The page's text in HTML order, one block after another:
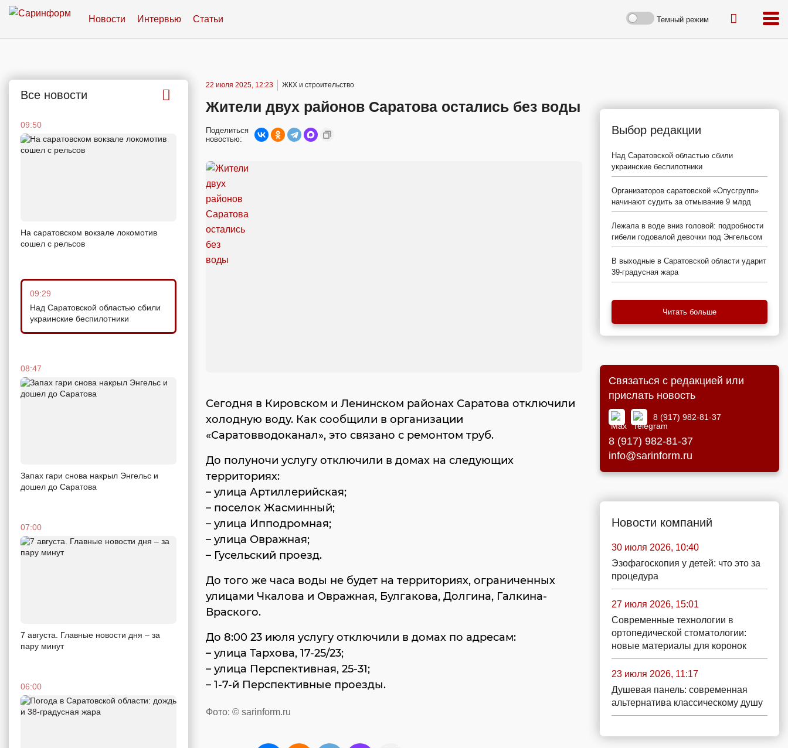
Новости Интервью Статьи Темный режим
Все новости
09:50
На саратовском вокзале локомотив
сошел с рельсов
09:29
Над Саратовской областью сбили
украинские беспилотники
08:47
Запах гари снова накрыл Энгельс и
дошел до Саратова
07:00
7 августа. Главные новости дня – за
пару минут
06:00
22 июля 2025, 12:23 ЖКХ и строительство
Жители двух районов Саратова остались без воды
Поделиться
новостью:
Сегодня в Кировском и Ленинском районах Саратова отключили
холодную воду. Как сообщили в организации
«Саратовводоканал», это связано с ремонтом труб.
До полуночи услугу отключили в домах на следующих
территориях:
– улица Артиллерийская;
– поселок Жасминный;
– улица Ипподромная;
– улица Овражная;
– Гусельский проезд.
До того же часа воды не будет на территориях, ограниченных
улицами Чкалова и Овражная, Булгакова, Долгина, Галкина-
Враского.
До 8:00 23 июля услугу отключили в домах по адресам:
– улица Тархова, 17-25/23;
– улица Перспективная, 25-31;
– 1-7-й Перспективные проезды.
Фото: © sarinform.ru
Выбор редакции
Над Саратовской областью сбили
украинские беспилотники
Организаторов саратовской «Опусгрупп»
начинают судить за отмывание 9 млрд
Лежала в воде вниз головой: подробности
гибели годовалой девочки под Энгельсом
В выходные в Саратовской области ударит
39-градусная жара
Читать больше
Связаться с редакцией или
прислать новость
8 (917) 982-81-37
8 (917) 982-81-37
info@sarinform.ru
Новости компаний
30 июля 2026, 10:40
Эзофагоскопия у детей: что это за
процедура
27 июля 2026, 15:01
Современные технологии в
ортопедической стоматологии:
новые материалы для коронок
23 июля 2026, 11:17
Душевая панель: современная
альтернатива классическому душу